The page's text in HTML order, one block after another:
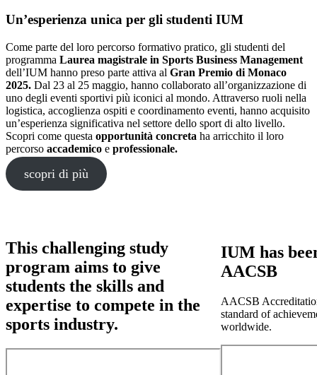
Un’esperienza unica per gli studenti IUM
Come parte del loro percorso formativo pratico, gli studenti del
programma Laurea magistrale in Sports Business Management
dell’IUM hanno preso parte attiva al Gran Premio di Monaco
2025. Dal 23 al 25 maggio, hanno collaborato all’organizzazione di
uno degli eventi sportivi più iconici al mondo. Attraverso ruoli nella
logistica, accoglienza ospiti e coordinamento eventi, hanno acquisito
un’esperienza significativa nel settore dello sport di alto livello.
Scopri come questa opportunità concreta ha arricchito il loro
percorso accademico e professionale.
scopri di più
This challenging study
program aims to give
students the skills and
expertise to compete in the
sports industry.
IUM has
AACSB
AACSB
standard of
worldwide.